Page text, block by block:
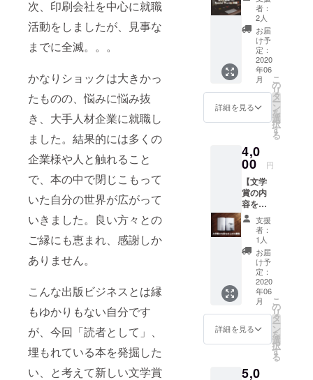
次、印刷会社を中心に就職
活動をしましたが、見事な
までに全滅。。。
かなりショックは大きかっ
たものの、悩みに悩み抜
き、大手人材企業に就職し
ました。結果的には多くの
企業様や人と触れること
で、本の中で閉じこもって
いた自分の世界が広がって
いきました。良い方々との
ご縁にも恵まれ、感謝しか
ありません。
こんな出版ビジネスとは縁
もゆかりもない自分です
が、今回「読者として」、
埋もれている本を発掘した
い、と考えて新しい文学賞
響で、ノン
フィクショ
ン系の本に
も手をのば
すように。
人生に影響
を与えた本
根譚』とセ
ネカの『人
生の短さに
ついて』。
大学卒業後
は、出版業
界とは微塵
も関係のな
い大手人材
企業に就
職。「読者
による」文
学賞の創立
クス記
載 + 限
定公開
URL】
選考会
の内容
をまと
めた動
画のエ
ンドク
レジッ
トに、
の名前
を記載
させて
いただ
きま
す。ま
た、よ
り詳細
な内容
をまと
めた限
定公開
の動画
のURL
もお送
りしま
す。こ
にもお
者：
2人
お届
け予
定：
2020
年06
月
詳細を見る
こ
の
リ
タ
ー
ン
を
選
択
す
る
4,0
00 円
【文学
賞の内
容をま
とめた
書籍+限
定公開
URL】
今回の
文学賞
の内容
をまと
めた書
籍をお
渡しさ
せてい
ただき
また一
支援
者：
1人
お届
け予
定：
2020
年06
月
詳細を見る
こ
の
リ
タ
ー
ン
を
選
択
す
る
5,0